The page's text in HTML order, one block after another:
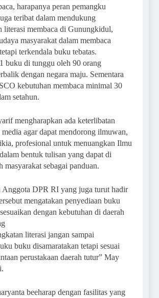
harapanya peran pemangku
teribat dalam mendukung
literasi membaca di Gunungkidul,
masyarakat dalam membaca
terkendala buku tebatas.
buku di tunggu oleh 90 orang
dengan negara maju. Sementara
kebutuhan membaca minimal 30
setahun.
mengharapkan ada keterlibatan
agar dapat mendorong ilmuwan,
profesional untuk menuangkan Ilmu
bentuk tulisan yang dapat di
masyarakat sebagai panduan.
Anggota DPR RI yang juga turut hadir
mengatakan penyediaan buku
dengan kebutuhan di daerah
literasi jangan sampai
buku disamaratakan tetapi sesuai
perustakaan daerah tutur” May
beeharap dengan fasilitas yang